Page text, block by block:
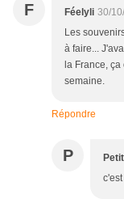
F Féelyli 30/
Les
à faire...
la France,
semaine.
Répondre
P